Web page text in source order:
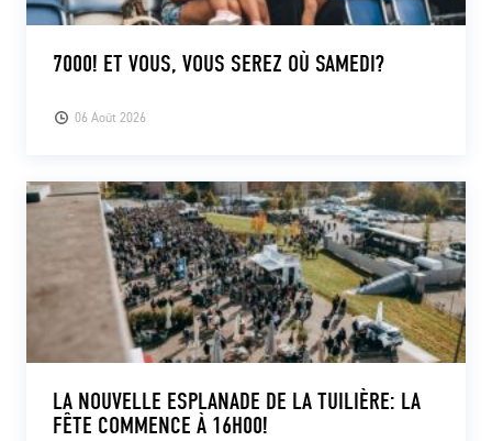
06 Août 2026
7000! ET VOUS, VOUS SEREZ OÙ SAMEDI?
LA NOUVELLE ESPLANADE DE LA TUILIÈRE: LA
FÊTE COMMENCE À 16H00!